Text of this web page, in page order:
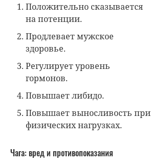
Положительно сказывается
на потенции.
Продлевает мужское
здоровье.
Регулирует уровень
гормонов.
Повышает либидо.
Повышает выносливость при
физических нагрузках.
Чага: вред и противопоказания